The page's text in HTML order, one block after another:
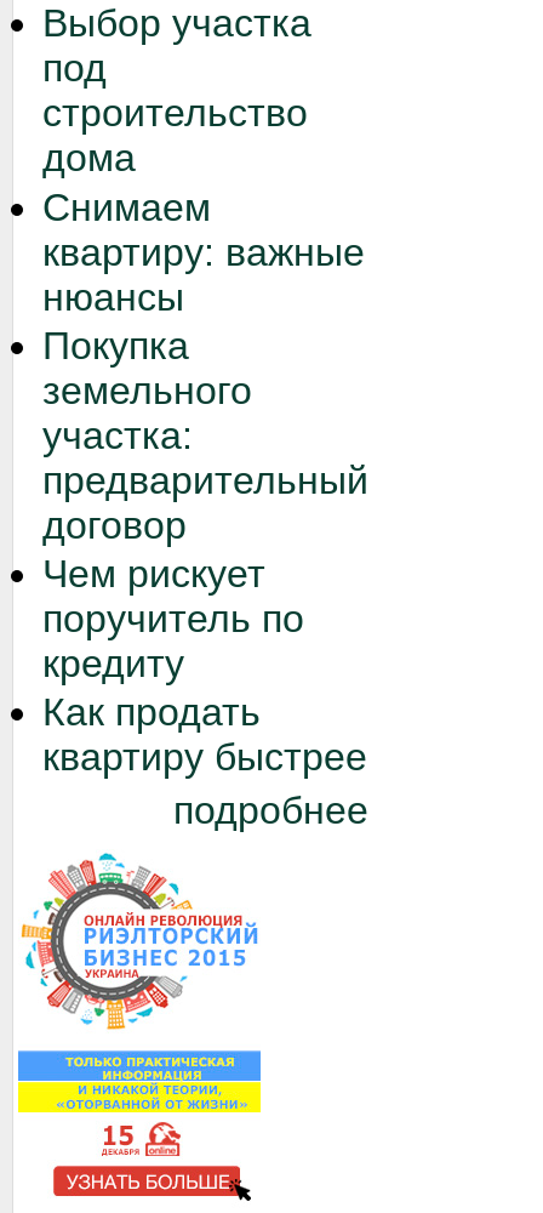
Выбор участка
под
строительство
дома
Снимаем
квартиру: важные
нюансы
Покупка
земельного
участка:
предварительный
договор
Чем рискует
поручитель по
кредиту
Как продать
квартиру быстрее
подробнее